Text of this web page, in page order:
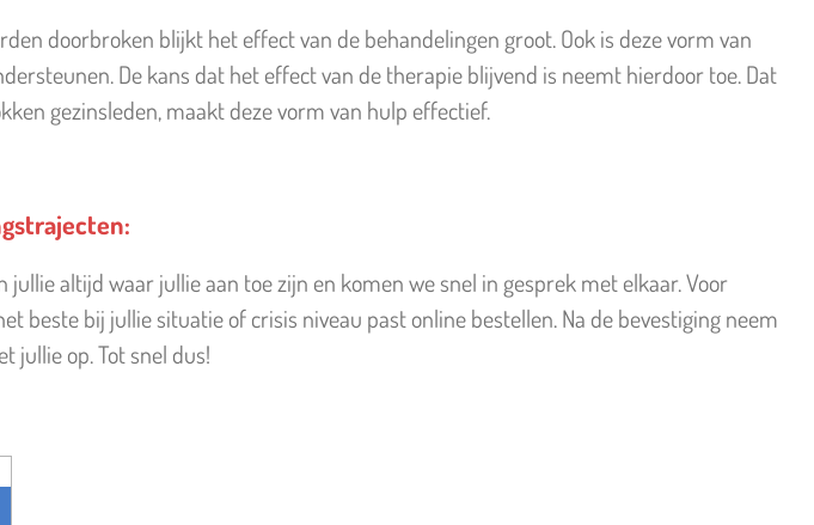
doorbroken blijkt het effect van de behandelingen groot. Ook is deze vorm van
De kans dat het effect van de therapie blijvend is neemt hierdoor toe. Dat
gezinsleden, maakt deze vorm van hulp effectief.
altijd waar jullie aan toe zijn en komen we snel in gesprek met elkaar. Voor
bij jullie situatie of crisis niveau past online bestellen. Na de bevestiging neem
jullie op. Tot snel dus!